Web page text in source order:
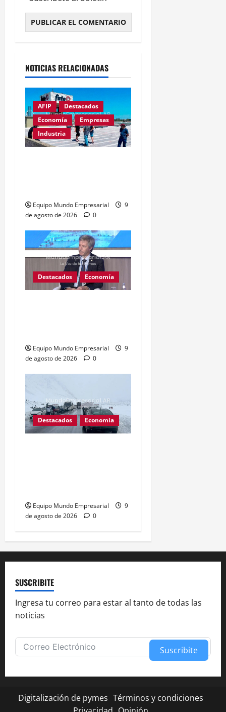
NOTICIAS RELACIONADAS
AFIP
Destacados
Economía
Empresas
Industria
Equipo Mundo Empresarial
9
de agosto de 2026
0
Destacados Economía
Equipo Mundo Empresarial
9
de agosto de 2026
0
Destacados Economía
Equipo Mundo Empresarial
9
de agosto de 2026
0
SUSCRIBITE
Ingresa tu correo para estar al tanto de todas las
noticias
Suscribite
Digitalización de pymes Términos y condiciones